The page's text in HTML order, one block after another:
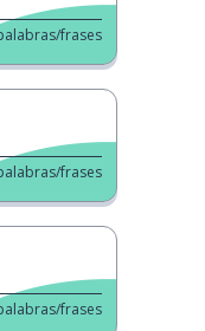
frases
frases
frases